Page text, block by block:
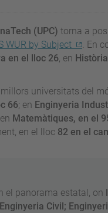
(UPC) torna a
WUR by Subject
. En
en el lloc 26, en
universitats del
66; en Enginyeria
Matemàtiques, en el
en el lloc 82 en el
el panorama estatal, on
Civil;